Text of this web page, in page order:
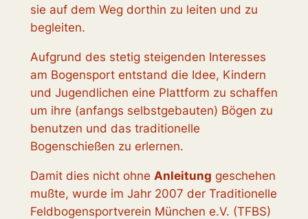
sie auf dem Weg dorthin zu leiten und zu
begleiten.
Aufgrund des stetig steigenden Interesses
am Bogensport entstand die Idee, Kindern
und Jugendlichen eine Plattform zu schaffen
um ihre (anfangs selbstgebauten) Bögen zu
benutzen und das traditionelle
Bogenschießen zu erlernen.
Damit dies nicht ohne Anleitung geschehen
mußte, wurde im Jahr 2007 der Traditionelle
Feldbogensportverein München e.V. (TFBS)